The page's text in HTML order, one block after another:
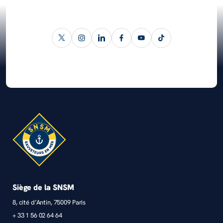
Siège de la SNSM
8, cité d’Antin, 75009 Paris
+ 33 1 56 02 64 64